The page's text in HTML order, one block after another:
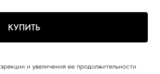
КУПИТЬ
и увеличения ее продолжительности